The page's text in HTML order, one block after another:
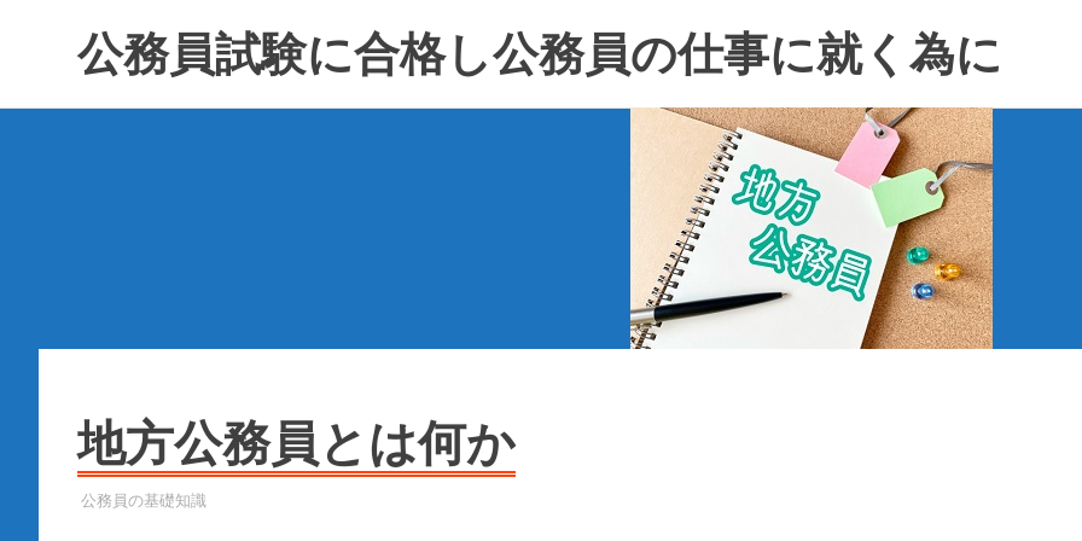
公務員試験に合格し公務員の仕事に就く為に
地方公務員とは何か
2022年12月24日
YYYPRO
公務員の基礎知識